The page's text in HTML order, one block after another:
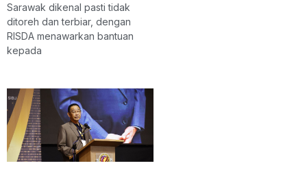
Sarawak dikenal pasti tidak
ditoreh dan terbiar, dengan
RISDA menawarkan bantuan
kepada